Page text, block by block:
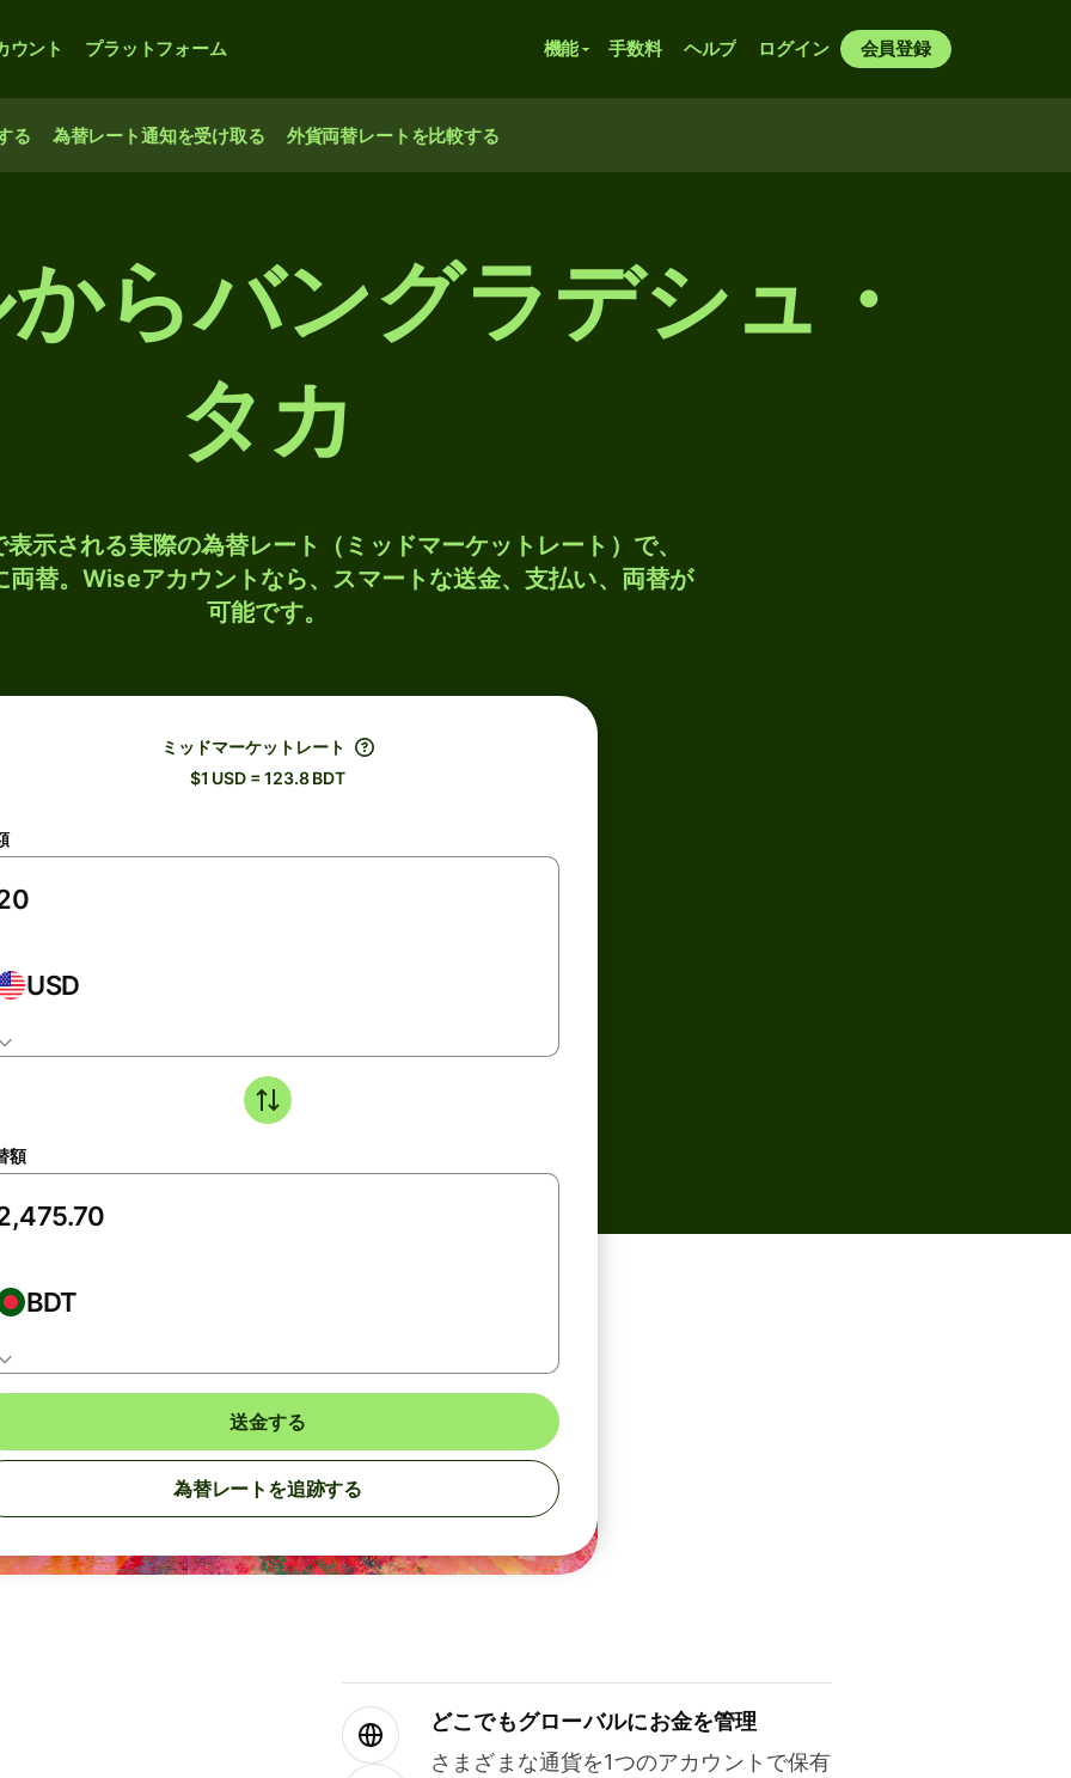
ウント プラットフォーム 機能 手数料 ヘルプ ログイン 会員登録
る 為替レート通知を受け取る 外貨両替レートを比較する
らバングラデシュ・
タカ
示される実際の為替レート（ミッドマーケットレート）で、
両替。Wiseアカウントなら、スマートな送金、支払い、両替が
可能です。
ミッドマーケットレート
$1 USD = 123.8 BDT
USD
額
BDT
送金する
為替レートを追跡する
どこでもグ⁠ロ⁠ー⁠バ⁠ルにお金を管理
さまざまな通貨を1つのアカウントで保有